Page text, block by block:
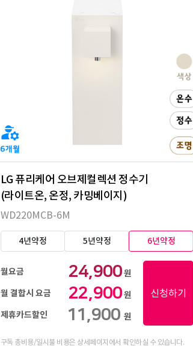
LG 퓨리케어 오브제컬렉션 정수기
(라이트온, 온정, 카밍베이지)
WD220MCB-6M
4년약정 5년약정 6년약정
월요금 24,900원
월 결합시 요금
22,900원
제휴카드할인
11,900원
신청하기
구독 총비용/일시불 비용은 상세페이지에서 확인하실 수 있습니다.